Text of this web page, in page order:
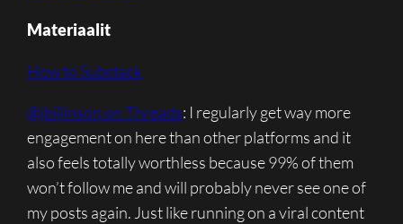
Materiaalit
How to Substack
@jbillinson on Threads: I regularly get way more
engagement on here than other platforms and it
also feels totally worthless because 99% of them
won’t follow me and will probably never see one of
my posts again. Just like running on a viral content